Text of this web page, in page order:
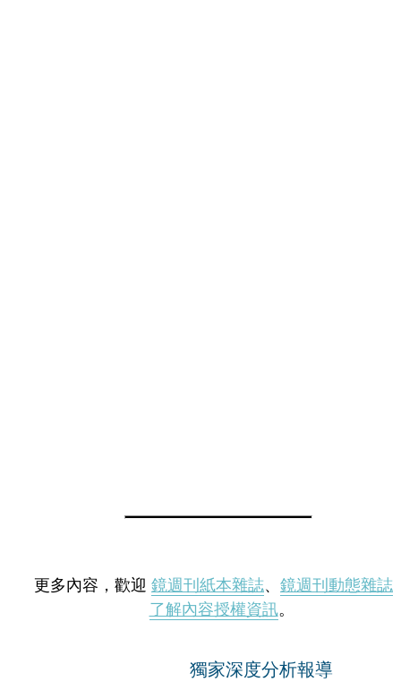
更多內容，歡迎 鏡週刊紙本雜誌、 鏡週刊動態雜誌
了解內容授權資訊。
獨家深度分析報導